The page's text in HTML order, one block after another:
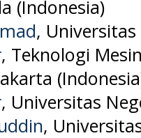
(Indonesia)
,
, Teknologi
, Universitas
,